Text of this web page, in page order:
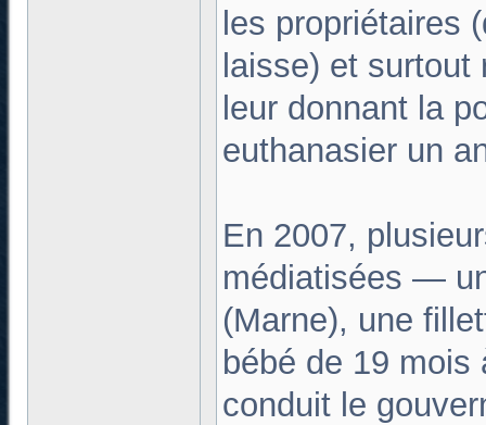
les propriétaires
laisse) et
leur donnant la
euthanasier un
En 2007,
médiatisées —
(Marne), une
bébé de 19
conduit le